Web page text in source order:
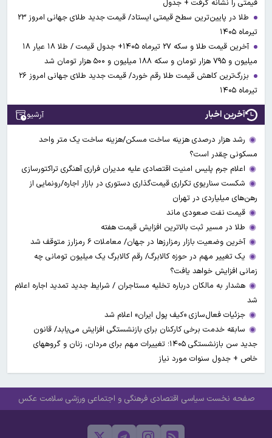
قیمتی را نشانه گرفت + جدول
طلا در پایین‌ترین سطح قیمتی ایستاد/ قیمت جدید طلای جهانی امروز ۲۳
تیرماه ۱۴۰۵
آخرین قیمت طلا و سکه ۲۷ تیرماه ۱۴۰۵+ جدول قیمت / طلا ۱۸ عیار ۱۸
میلیون و ۷۹۵ هزار تومان و سکه ۱۸۸ میلیون و ۵۰۰ هزار تومان شد
بزرگ‌ترین کاهش قیمت طلا رقم خورد/ قیمت جدید طلای جهانی امروز ۲۶
تیرماه ۱۴۰۵
آخرین اخبار آرشیو
رشد هزار درصدی هزینه ساخت مسکن/هزینه ساخت یک متر واحد
مسکونی چقدر است؟
اعلام جرم پلیس امنیت اقتصادی علیه مدیران فراری آهنگری تراکتورسازی
شکست سناریوی تکراری قیمت‌گذاری دستوری در بازار اجاره/رونمایی از
رهن‌های میلیاردی در تهران
قیمت نفت صعودی ماند
طلا در مسیر ثبت بالاترین افزایش قیمت هفته
آخرین وضعیت بازار رمزارزها در جهان/ معاملات ۶ رمزارز متوقف شد
یک تغییر مهم در حوزه کالابرگ/ رقم کالابرگ یک میلیون تومانی چه
زمانی افزایش خواهد یافت؟
هشدار به مالکان درباره تخلیه مستاجران / شرایط جدید تمدید اجاره اعلام
شد
جزئیات فعال‌سازی «کیف پول ایران» اعلام شد
سابقه خدمت برخی کارکنان برای بازنشستگی افزایش می‌یابد/ قانون
جدید سن بازنشستگی ۱۴۰۵؛ تغییرات مهم برای مردان، زنان و گروههای
خاص + جدول سنوات مورد نیاز
صفحه نخست سیاسی اقتصادی فرهنگی و اجتماعی ورزشی سلامت عکس